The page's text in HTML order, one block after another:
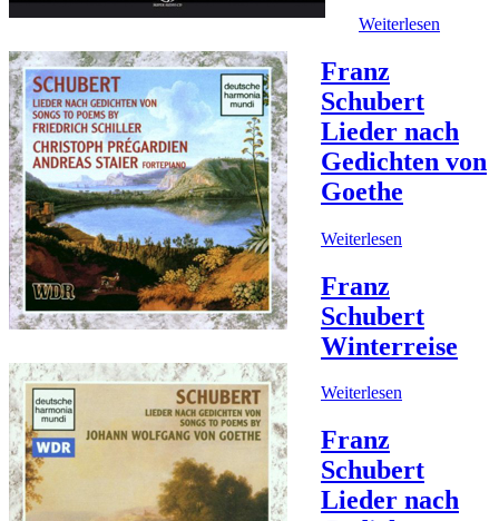
Weiterlesen
Franz
Schubert
Lieder nach
Gedichten von
Goethe
Weiterlesen
Franz
Schubert
Winterreise
Weiterlesen
Franz
Schubert
Lieder nach